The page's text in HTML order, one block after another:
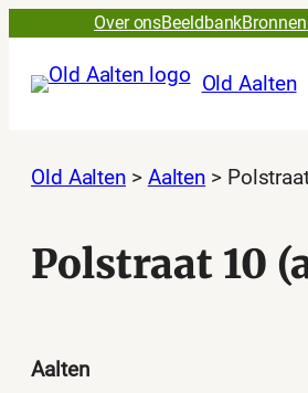
Over onsBeeldbankBronnen
Old Aalten
Old Aalten > Aalten >
Polstraat 10
Aalten